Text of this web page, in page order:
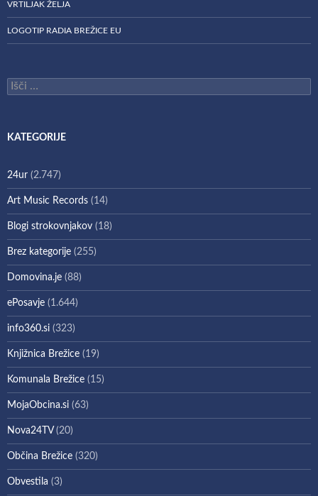
VRTILJAK ŽELJA
LOGOTIP RADIA BREŽICE EU
Išči:
KATEGORIJE
24ur (2.747)
Art Music Records (14)
Blogi strokovnjakov (18)
Brez kategorije (255)
Domovina.je (88)
ePosavje (1.644)
info360.si (323)
Knjižnica Brežice (19)
Komunala Brežice (15)
MojaObcina.si (63)
Nova24TV(20)
Občina Brežice (320)
Obvestila (3)